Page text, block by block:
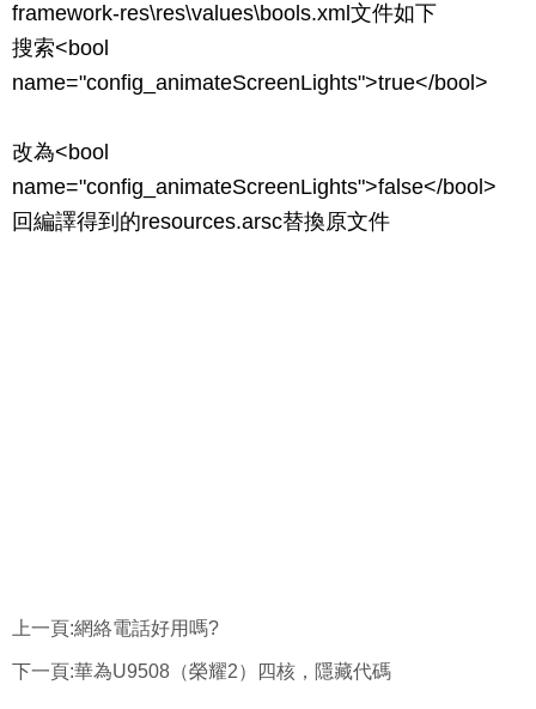
framework-res\res\values\bools.xml文件如下
搜索<bool
name="config_animateScreenLights">true</bool>
改為<bool
name="config_animateScreenLights">false</bool>
回編譯得到的resources.arsc替換原文件
上一頁:網絡電話好用嗎?
下一頁:華為U9508（榮耀2）四核，隱藏代碼